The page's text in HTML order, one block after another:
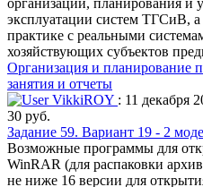
эксплуатации систем ТГСиВ, а
практике с реальными
хозяйствующих субъектов
Организация и планирование
занятия и отчеты
VikkiROY : 11 декабря
30 руб.
Задание 59. Вариант 19 - 2
Возможные программы для
WinRAR (для распаковки
не ниже 16 версии для